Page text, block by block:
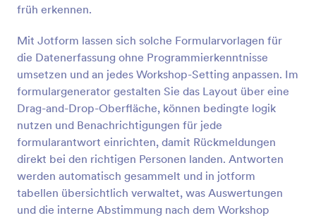
früh erkennen.
Mit Jotform lassen sich solche Formularvorlagen für
die Datenerfassung ohne Programmierkenntnisse
umsetzen und an jedes Workshop-Setting anpassen. Im
formulargenerator gestalten Sie das Layout über eine
Drag-and-Drop-Oberfläche, können bedingte logik
nutzen und Benachrichtigungen für jede
formularantwort einrichten, damit Rückmeldungen
direkt bei den richtigen Personen landen. Antworten
werden automatisch gesammelt und in jotform
tabellen übersichtlich verwaltet, was Auswertungen
und die interne Abstimmung nach dem Workshop
Event Feedback Formular
Mit dem Event-Feedback-Formular können Sie die
Gesamtzufriedenheit Ihrer Teilnehmer bewerten,
indem Sie sie fragen, wie unterhaltsam und
inspirierend die Veranstaltung war. Fragen Sie sie
nach ihrer Meinung über den Gesamtwert der
Veranstaltung, erfahren Sie, welcher Teil der
Veranstaltung der beste war, fragen Sie, ob Ihre
Teilnehmer ihren Freunden/Kollegen die Teilnahme
Go to Category:
Feedback Formulare für Veranstaltung
Vorlage verwenden